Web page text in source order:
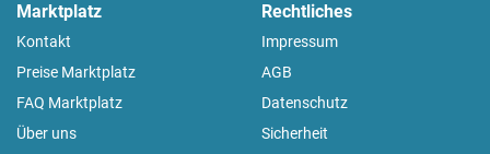
Marktplatz
Kontakt
Preise Marktplatz
FAQ Marktplatz
Über uns
Rechtliches
Impressum
AGB
Datenschutz
Sicherheit